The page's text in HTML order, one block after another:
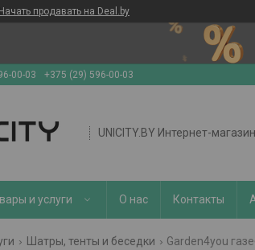
Начать продавать на Deal.by
00-03 +375 (29) 596-00-03
UNICITY.BY Интернет-магазин
и услуги О нас Контакты
Шатры, тенты и беседки Garden4you